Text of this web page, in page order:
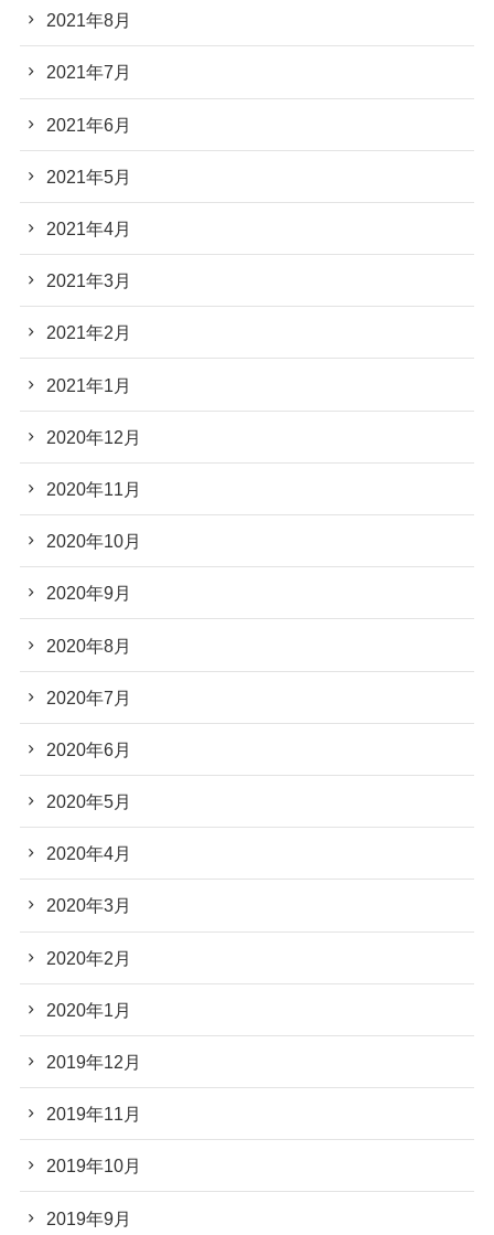
2021年8月
2021年7月
2021年6月
2021年5月
2021年4月
2021年3月
2021年2月
2021年1月
2020年12月
2020年11月
2020年10月
2020年9月
2020年8月
2020年7月
2020年6月
2020年5月
2020年4月
2020年3月
2020年2月
2020年1月
2019年12月
2019年11月
2019年10月
2019年9月